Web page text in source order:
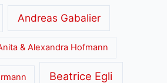
Andreas Gabalier
& Alexandra Hofmann
Beatrice Egli